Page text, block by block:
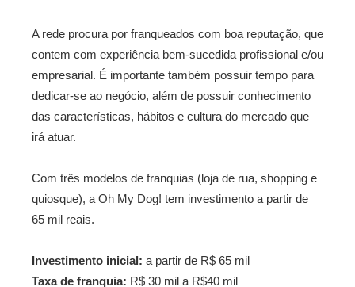
A rede procura por franqueados com boa reputação, que
contem com experiência bem-sucedida profissional e/ou
empresarial. É importante também possuir tempo para
dedicar-se ao negócio, além de possuir conhecimento
das características, hábitos e cultura do mercado que
irá atuar.
Com três modelos de franquias (loja de rua, shopping e
quiosque), a Oh My Dog! tem investimento a partir de
65 mil reais.
Investimento inicial: a partir de R$ 65 mil
Taxa de franquia: R$ 30 mil a R$40 mil